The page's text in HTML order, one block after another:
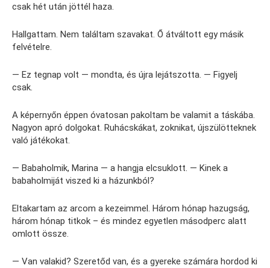
csak hét után jöttél haza.
Hallgattam. Nem találtam szavakat. Ő átváltott egy másik
felvételre.
— Ez tegnap volt — mondta, és újra lejátszotta. — Figyelj
csak.
A képernyőn éppen óvatosan pakoltam be valamit a táskába.
Nagyon apró dolgokat. Ruhácskákat, zoknikat, újszülötteknek
való játékokat.
— Babaholmik, Marina — a hangja elcsuklott. — Kinek a
babaholmiját viszed ki a házunkból?
Eltakartam az arcom a kezeimmel. Három hónap hazugság,
három hónap titkok – és mindez egyetlen másodperc alatt
omlott össze.
— Van valakid? Szeretőd van, és a gyereke számára hordod ki